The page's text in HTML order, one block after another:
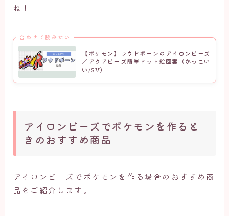
ね！
合わせて読みたい
【ポケモン】ラウドボーンのアイロンビーズ
／アクアビーズ簡単ドット絵図案（かっこい
い/SV）
アイロンビーズでポケモンを作ると
きのおすすめ商品
アイロンビーズでポケモンを作る場合のおすすめ商
品をご紹介します。